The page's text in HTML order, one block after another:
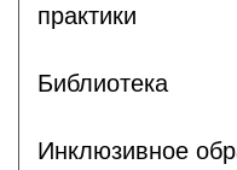
практики
Библиотека
Инклюзивное